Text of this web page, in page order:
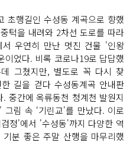
초행길인 수성동 계곡으로 향했
턱을 내려와 2차선 도로를 따라
우연히 만난 멋진 건물 '인왕
이었다. 비록 코로나19로 답답했
그쳤지만, 별도로 꼭 다시 찾
길을 걷다 수성동계곡 안내판
중간에 옥류동천 청계천 발원지
림 속 ‘기린교'를 만났다. 이로
정'에서 '수성동'까지 다양한 역
분 좋은 주말 산행을 마무리했